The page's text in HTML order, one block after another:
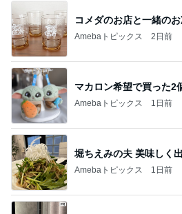
コメダのお店と一緒の
Amebaトピックス 2日前
マカロン希望で買った2
Amebaトピックス 1日前
堀ちえみの夫 美味しく
Amebaトピックス 1日前